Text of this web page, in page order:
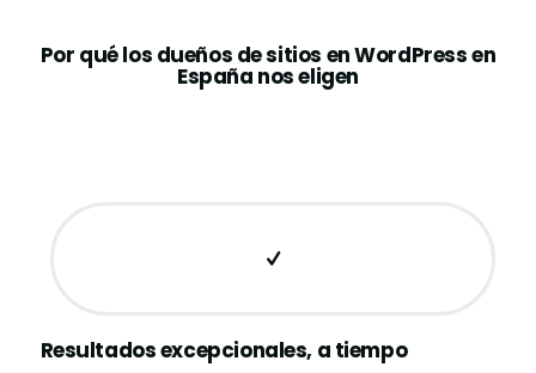
Por qué los dueños de sitios en WordPress en
España nos eligen
Resultados excepcionales, a tiempo